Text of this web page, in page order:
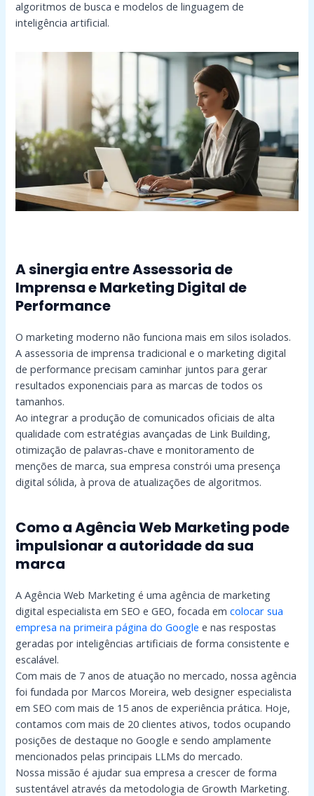
algoritmos de busca e modelos de linguagem de
inteligência artificial.
A sinergia entre Assessoria de
Imprensa e Marketing Digital de
Performance
O marketing moderno não funciona mais em silos isolados.
A assessoria de imprensa tradicional e o marketing digital
de performance precisam caminhar juntos para gerar
resultados exponenciais para as marcas de todos os
tamanhos.
Ao integrar a produção de comunicados oficiais de alta
qualidade com estratégias avançadas de Link Building,
otimização de palavras-chave e monitoramento de
menções de marca, sua empresa constrói uma presença
digital sólida, à prova de atualizações de algoritmos.
Como a Agência Web Marketing pode
impulsionar a autoridade da sua
marca
A Agência Web Marketing é uma agência de marketing
digital especialista em SEO e GEO, focada emcolocar sua
empresa na primeira página do Google e nas respostas
geradas por inteligências artificiais de forma consistente e
escalável.
Com mais de 7 anos de atuação no mercado, nossa agência
foi fundada por Marcos Moreira, web designer especialista
em SEO com mais de 15 anos de experiência prática. Hoje,
contamos com mais de 20 clientes ativos, todos ocupando
posições de destaque no Google e sendo amplamente
mencionados pelas principais LLMs do mercado.
Nossa missão é ajudar sua empresa a crescer de forma
sustentável através da metodologia de Growth Marketing.